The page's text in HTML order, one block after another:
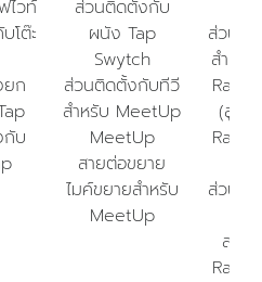
ไวท์
โต๊ะ
ก
บ
ส่วนติดตั้งกับ
ผนัง Tap
Swytch
ส่วนติดตั้งกับทีวี
สำหรับ MeetUp
MeetUp
สายต่อขยาย
ไมค์ขยายสำหรับ
MeetUp
ส่วนติ
สำหรั
Rally
(สูงสุ
Rally
ส่วนติ
สาย
Rally